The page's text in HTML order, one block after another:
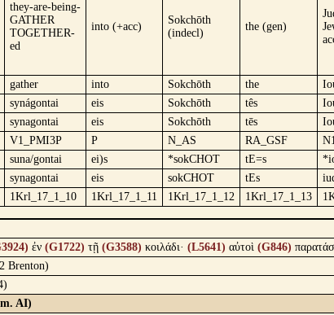
they-are-being-
GATHER
TOGETHER-
ed
into (+acc)
Sokchōth
(indecl)
the (gen)
gather into Sokchōth the
synágontai eis Sokchōth tês
synagontai eis Sokchōth tēs
V1_PMI3P P N_AS RA_GSF
suna/gontai ei)s *sokCHOT tE=s
synagontai eis sokCHOT tEs
1Krl_17_1_10 1Krl_17_1_11 1Krl_17_1_12 1Krl_17_1_13
ἐν (G1722) τῇ (G3588) κοιλάδι· (L5641) αὐτοὶ (G846)
Brenton)
AI)